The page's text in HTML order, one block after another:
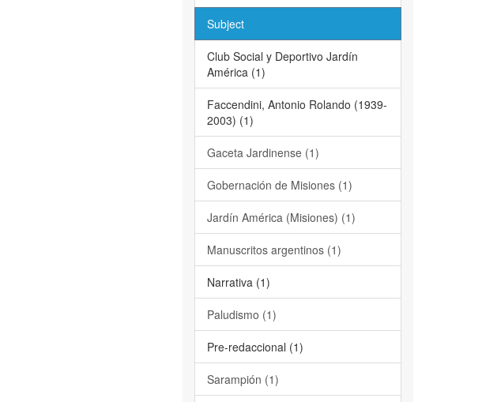
Subject
Club Social y Deportivo Jardín
América (1)
Faccendini, Antonio Rolando (1939-
2003) (1)
Gaceta Jardinense (1)
Gobernación de Misiones (1)
Jardín América (Misiones) (1)
Manuscritos argentinos (1)
Narrativa (1)
Paludismo (1)
Pre-redaccional (1)
Sarampión (1)